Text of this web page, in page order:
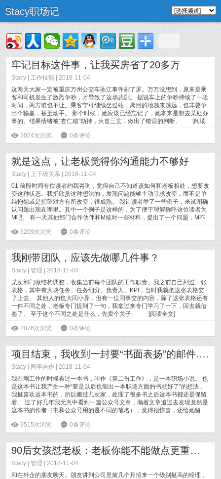
Stacy职场记
牢记目标这件事，让我买房省了20多万
Stacy |工作技能 | 2018-11-04
这两天大家一定被重庆万州公交车坠江事件刷了屏。万万没想到，原来是乘
客和司机发生了激烈争吵，才导致了这场悲剧。 据说车上的争吵持续了一段
时间，两方谁也不让。乘客宁可继续坐过站，离目的地越来越远，也非要争
出个输赢，甚至动手。 那个时候，她应该已经忘记了，她本来是想去某处办
事的。结果情绪被“杏仁核”劫持，火冒三丈，做出了错误的判断。
[阅读
ė 3024次浏览 6 0条评论
就是这点，让老板觉得你沟通能力不够好
Stacy 上下级关系 | 2018-11-04
01 前段时间有位读者约我咨询，觉得自己不知道该如何和老板相处，想要改
变这种状态。我挺欣赏这种想法的，发现问题能够主动寻求改变，而不是单
纯抱怨或是指望对方有所改变，很成熟。 我让读者举了一些例子，来试图确
认问题出现在哪里。其中一个例子是这样的，为了便于理解称呼这位读者为
M吧。 有一天其他部门合作伙伴和M核对一些材料，提出了一个问题，M不
ė 3209次浏览 6 0条评论
我刚带团队，应该先做哪几件事？
Stacy |管理
| 2018-11-04
某次部门做结构调整，收集当前每个团队的工作职责。我之前自己列过一张
表格，其中有大块任务、任务细分、负责人、KPI，当时我就把这张表格交
了上去。 其他人的也大同小异，但有一位同事交的内容，除了这张表格还有
一件不同之处，老板专门提到了一句，我拿过来专门学习了一下，回去就借
鉴了。 至于这个不同之处是什么，先卖个关子。
[阅读全文]
ė 2076次浏览 6 0条评论
项目结束，我收到一封要“书面表扬”的邮件......
Stacy 同事合作
| 2018-11-04
我在刚工作的时候看过一本书，叫作《第二份工作》，是一本职场小说。 也
是这本书让我产生一种“要是以后也能出一本职场方面的书就好了”的想法，
我挺喜欢这本书的，所以搬过几次家，处理了很多书之后这本书都还是保留
着。 过了好几年我无意中看到一篇公众号文章，顺着文章追过去发现竟然是
这本书的作者（书和公众号用的是不同的笔名），觉得很惊喜，还给她留
ė 3515次浏览 6 0条评论
90后女孩怼老板：老板你能不能做点更重要的事情？
Stacy |管理
| 2018-11-04
和在外企的朋友聊天。朋友讲到公司里前几个月招来一个级别挺高的经理，